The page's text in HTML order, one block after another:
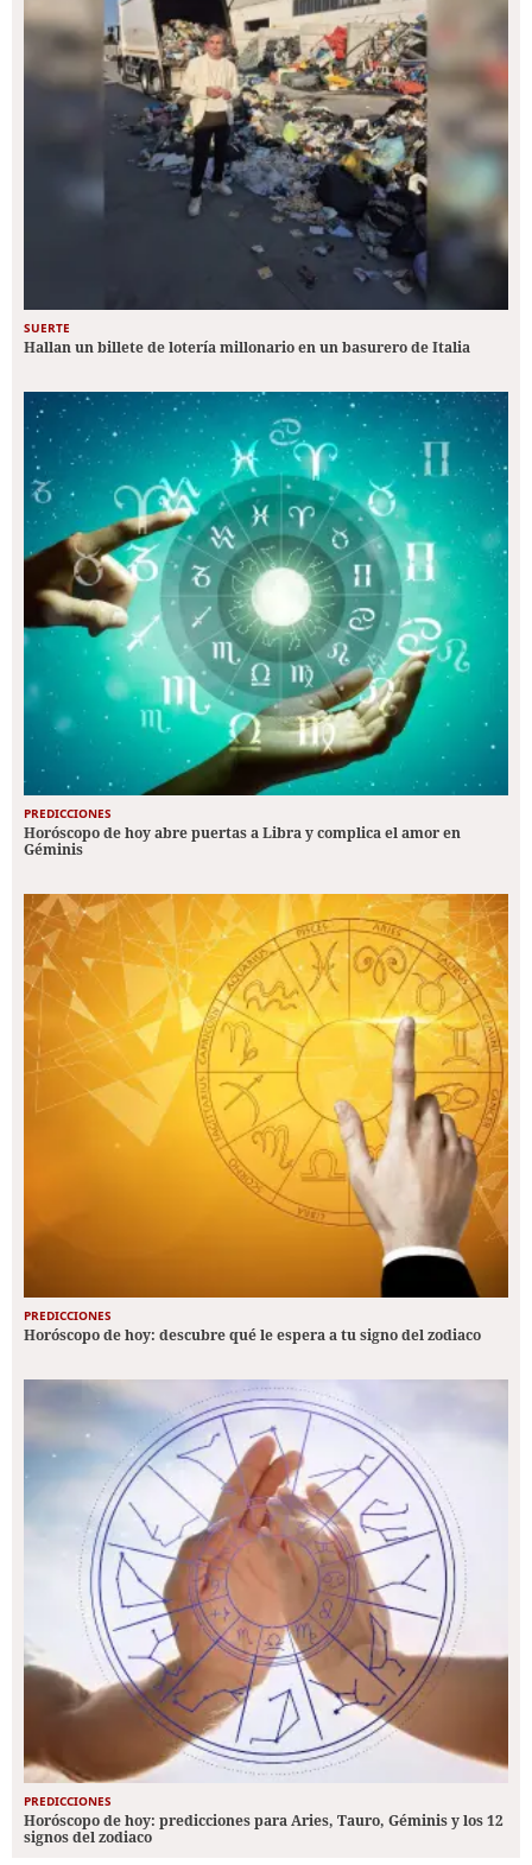
SUERTE
Hallan un billete de lotería millonario en un basurero de Italia
PREDICCIONES
Horóscopo de hoy abre puertas a Libra y complica el amor en
Géminis
PREDICCIONES
Horóscopo de hoy: descubre qué le espera a tu signo del zodiaco
PREDICCIONES
Horóscopo de hoy: predicciones para Aries, Tauro, Géminis y los 12
signos del zodiaco